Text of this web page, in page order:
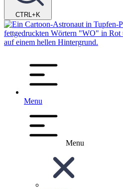
CTRL+K
Menu
Menu